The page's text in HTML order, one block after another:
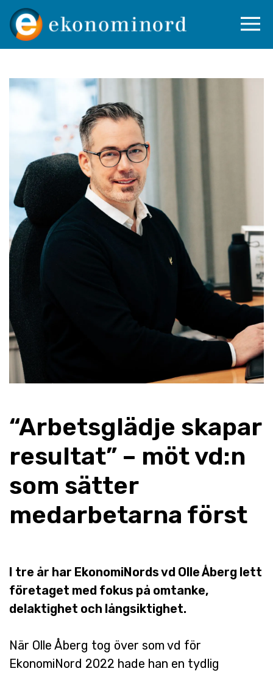
“Arbetsglädje skapar
resultat” – möt vd:n
som sätter
medarbetarna först
I tre år har EkonomiNords vd Olle Åberg lett
företaget med fokus på omtanke,
delaktighet och långsiktighet.
När Olle Åberg tog över som vd för
EkonomiNord 2022 hade han en tydlig